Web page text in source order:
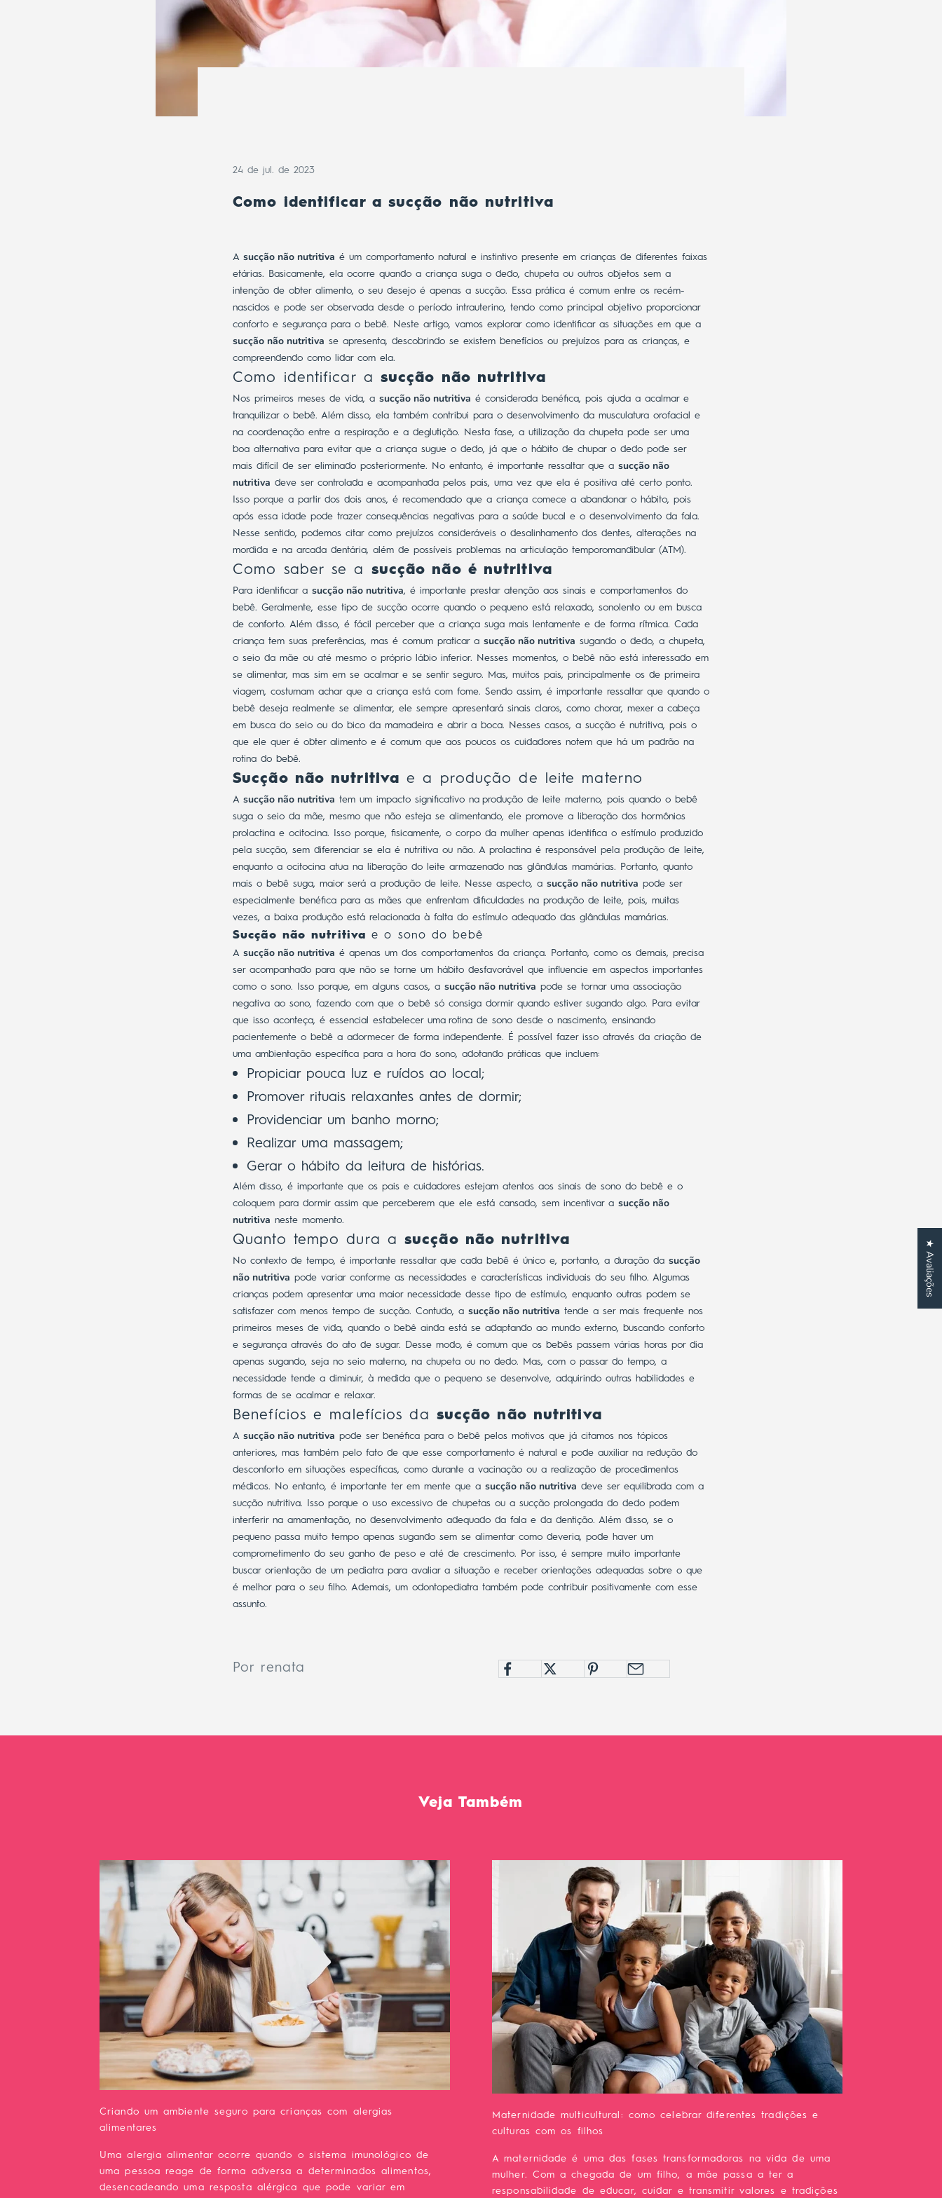
24 de jul. de 2023
Como identificar a sucção não nutritiva
A sucção não nutritiva é um comportamento natural e instintivo presente em crianças de diferentes faixas
etárias. Basicamente, ela ocorre quando a criança suga o dedo, chupeta ou outros objetos sem a
intenção de obter alimento, o seu desejo é apenas a sucção.
Essa prática é comum entre os recém-
nascidos e pode ser observada desde o período intrauterino, tendo como principal objetivo proporcionar
conforto e segurança para o bebê.
Neste artigo, vamos explorar como identificar as situações em que a
sucção não nutritiva se apresenta, descobrindo se existem benefícios ou prejuízos para as crianças, e
compreendendo como lidar com ela.
Como identificar a sucção não nutritiva
Nos primeiros meses de vida, a sucção não nutritiva é considerada benéfica, pois ajuda a acalmar e
tranquilizar o bebê. Além disso, ela também contribui para o desenvolvimento da musculatura orofacial e
na coordenação entre a respiração e a deglutição.
Nesta fase, a utilização da chupeta pode ser uma
boa alternativa para evitar que a criança sugue o dedo, já que o hábito de chupar o dedo pode ser
mais difícil de ser eliminado posteriormente. No entanto, é importante ressaltar que a sucção não
nutritiva deve ser controlada e acompanhada pelos pais, uma vez que ela é positiva até certo ponto.
Isso porque a partir dos dois anos, é recomendado que a criança comece a abandonar o hábito, pois
após essa idade pode trazer consequências negativas para a saúde bucal e o desenvolvimento da fala.
Nesse sentido, podemos citar como prejuízos consideráveis o desalinhamento dos dentes, alterações na
mordida e na arcada dentária, além de possíveis problemas na articulação temporomandibular (ATM).
Como saber se a sucção não é nutritiva
Para identificar a sucção não nutritiva, é importante prestar atenção aos sinais e comportamentos do
bebê. Geralmente, esse tipo de sucção ocorre quando o pequeno está relaxado, sonolento ou em busca
de conforto. Além disso, é fácil perceber que a criança suga mais lentamente e de forma rítmica. Cada
criança tem suas preferências, mas é comum praticar a sucção não nutritiva sugando o dedo, a chupeta,
o seio da mãe ou até mesmo o próprio lábio inferior.
Nesses momentos, o bebê não está interessado em
se alimentar, mas sim em se acalmar e se sentir seguro. Mas, muitos pais, principalmente os de primeira
viagem, costumam achar que a criança está com fome. Sendo assim, é importante ressaltar que quando o
bebê deseja realmente se alimentar, ele sempre apresentará sinais claros, como chorar, mexer a cabeça
em busca do seio ou do bico da mamadeira e abrir a boca. Nesses casos, a sucção é nutritiva, pois o
que ele quer é obter alimento e é comum que aos poucos os cuidadores notem que há um padrão na
rotina do bebê.
Sucção não nutritiva e a produção de leite materno
A sucção não nutritiva tem um impacto significativo na produção de leite materno, pois quando o bebê
suga o seio da mãe, mesmo que não esteja se alimentando, ele promove a liberação dos hormônios
prolactina e ocitocina. Isso porque, fisicamente, o corpo da mulher apenas identifica o estímulo produzido
pela sucção, sem diferenciar se ela é nutritiva ou não. A prolactina é responsável pela produção de leite,
enquanto a ocitocina atua na liberação do leite armazenado nas glândulas mamárias. Portanto, quanto
mais o bebê suga, maior será a produção de leite.
Nesse aspecto, a sucção não nutritiva pode ser
especialmente benéfica para as mães que enfrentam dificuldades na produção de leite, pois, muitas
vezes, a baixa produção está relacionada à falta do estímulo adequado das glândulas mamárias.
Sucção não nutritiva e o sono do bebê
A sucção não nutritiva é apenas um dos comportamentos da criança. Portanto, como os demais, precisa
ser acompanhado para que não se torne um hábito desfavorável que influencie em aspectos importantes
como o sono.
Isso porque, em alguns casos, a sucção não nutritiva pode se tornar uma associação
negativa ao sono, fazendo com que o bebê só consiga dormir quando estiver sugando algo. Para evitar
que isso aconteça, é essencial estabelecer uma rotina de sono desde o nascimento, ensinando
pacientemente o bebê a adormecer de forma independente.
É possível fazer isso através da criação de
uma ambientação específica para a hora do sono, adotando práticas que incluem:
Propiciar pouca luz e ruídos ao local;
Promover rituais relaxantes antes de dormir;
Providenciar um banho morno;
Realizar uma massagem;
Gerar o hábito da leitura de histórias.
Além disso, é importante que os pais e cuidadores estejam atentos aos sinais de sono do bebê e o
coloquem para dormir assim que perceberem que ele está cansado, sem incentivar a sucção não
nutritiva neste momento.
Quanto tempo dura a sucção não nutritiva
No contexto de tempo, é importante ressaltar que cada bebê é único e, portanto, a duração da sucção
não nutritiva pode variar conforme as necessidades e características individuais do seu filho. Algumas
crianças podem apresentar uma maior necessidade desse tipo de estímulo, enquanto outras podem se
satisfazer com menos tempo de sucção. Contudo, a sucção não nutritiva tende a ser mais frequente nos
primeiros meses de vida, quando o bebê ainda está se adaptando ao mundo externo, buscando conforto
e segurança através do ato de sugar.
Desse modo, é comum que os bebês passem várias horas por dia
apenas sugando, seja no seio materno, na chupeta ou no dedo. Mas, com o passar do tempo, a
necessidade tende a diminuir, à medida que o pequeno se desenvolve, adquirindo outras habilidades e
formas de se acalmar e relaxar.
Benefícios e malefícios da sucção não nutritiva
A sucção não nutritiva pode ser benéfica para o bebê pelos motivos que já citamos nos tópicos
anteriores, mas também pelo fato de que esse comportamento é natural e pode auxiliar na redução do
desconforto em situações específicas, como durante a vacinação ou a realização de procedimentos
médicos.
No entanto, é importante ter em mente que a sucção não nutritiva deve ser equilibrada com a
sucção nutritiva. Isso porque o uso excessivo de chupetas ou a sucção prolongada do dedo podem
interferir na amamentação, no desenvolvimento adequado da fala e da dentição. Além disso, se o
pequeno passa muito tempo apenas sugando sem se alimentar como deveria, pode haver um
comprometimento do seu ganho de peso e até de crescimento.
Por isso, é sempre muito importante
buscar orientação de um pediatra para avaliar a situação e receber orientações adequadas sobre o que
é melhor para o seu filho. Ademais, um odontopediatra também pode contribuir positivamente com esse
assunto.
Por renata
Veja Também
Criando um ambiente seguro para crianças com alergias
alimentares
Uma alergia alimentar ocorre quando o sistema imunológico de
uma pessoa reage de forma adversa a determinados alimentos,
desencadeando uma resposta alérgica que pode variar em
Maternidade multicultural: como celebrar diferentes tradições e
culturas com os filhos
A maternidade é uma das fases transformadoras na vida de uma
mulher. Com a chegada de um filho, a mãe passa a ter a
responsabilidade de educar, cuidar e transmitir valores e tradições
★ Avaliações